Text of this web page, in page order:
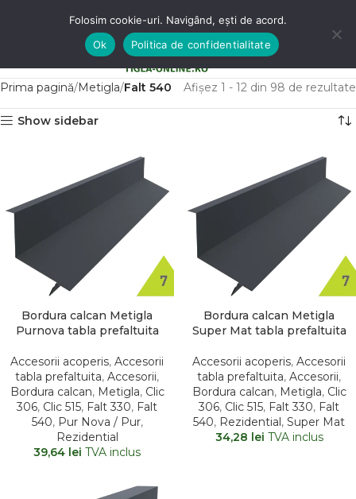
Prima pagină Metigla Falt 540 Afișez 1 - 12 din 98 de rezultate
Show sidebar
Bordura calcan Metigla
Purnova tabla prefaltuita
Accesorii acoperis, Accesorii
tabla prefaltuita, Accesorii,
Bordura calcan, Metigla, Clic
306, Clic 515, Falt 330, Falt
540, Pur Nova / Pur,
Rezidential
39,64 lei TVA inclus
Bordura calcan Metigla
Super Mat tabla prefaltuita
Accesorii acoperis, Accesorii
tabla prefaltuita, Accesorii,
Bordura calcan, Metigla, Clic
306, Clic 515, Falt 330, Falt
540, Rezidential, Super Mat
34,28 lei TVA inclus
Folosim cookie-uri. Navigând, ești de acord.
Ok
Politica de confidentialitate